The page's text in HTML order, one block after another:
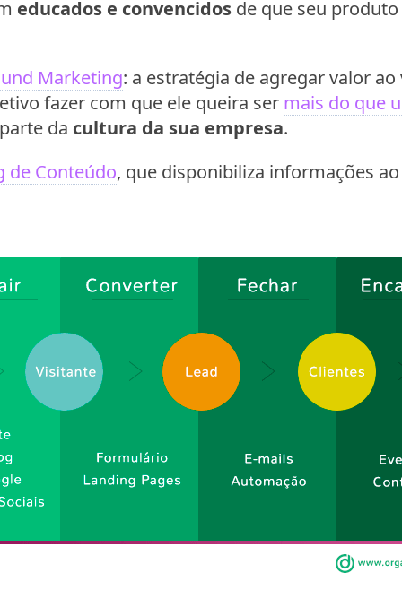
educados e convencidos de que seu
Marketing: a estratégia de agregar valor
fazer com que ele queira ser mais do que
da cultura da sua empresa.
de Conteúdo, que disponibiliza informações